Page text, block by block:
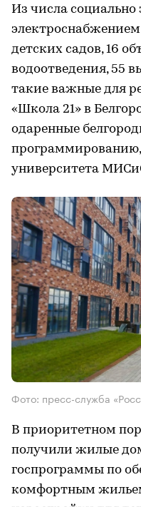
Из числа
детских садов, 16
водоотведения, 55
такие важные для
«Школа 21» в
одаренные
университета
Фото: пресс-служба
В приоритетном
получили жилые
госпрограммы по
комфортным